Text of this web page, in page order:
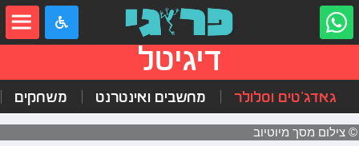
דיגיטל
גאדג'טים וסלולר מחשבים ואינטרנט משחקים
© צילום מסך מיוטיוב